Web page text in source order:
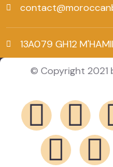
13A079 GH12
© Copyright 2021